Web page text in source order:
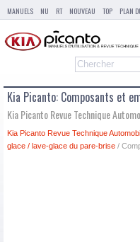
MANUELS NU RT NOUVEAU TOP PLAN
Kia Picanto: Composants et
Kia Picanto Revue Technique
Kia Picanto Revue Technique
glace / lave-glace du pare-brise /